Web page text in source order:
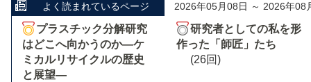
よく読まれているページ 2026年05月08日 ～ 2026年08
プラスチック分解研究
はどこへ向かうのか―ケ
ミカルリサイクルの歴史
と展望―
研究者としての私を形
作った「師匠」たち
(26回)